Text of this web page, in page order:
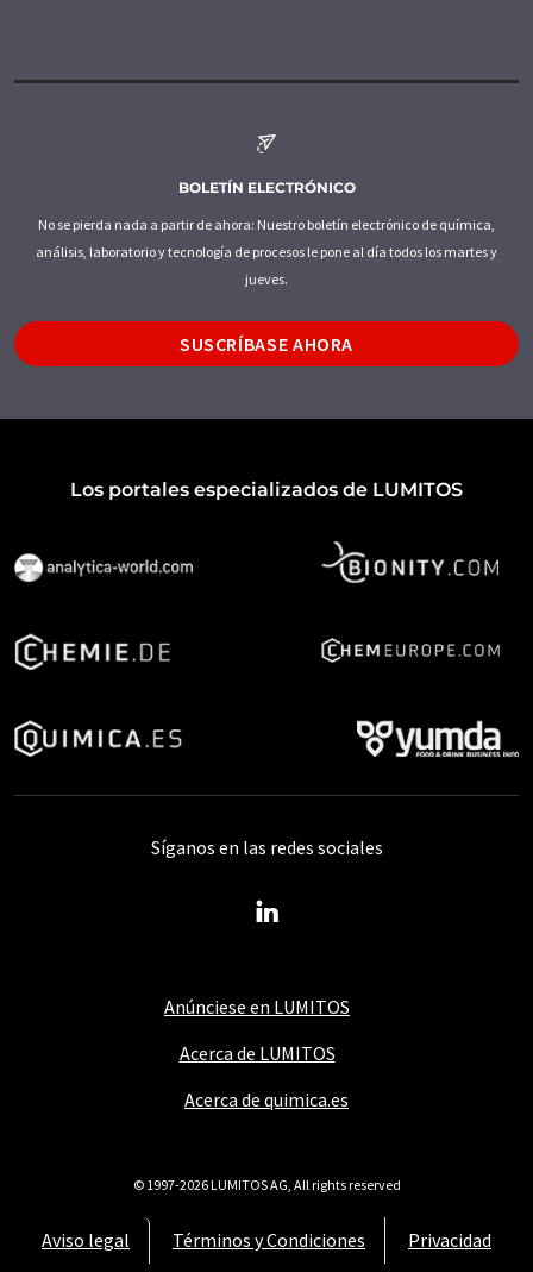
BOLETÍN ELECTRÓNICO
No se pierda nada a partir de ahora: Nuestro boletín electrónico de química,
análisis, laboratorio y tecnología de procesos le pone al día todos los martes y
jueves.
SUSCRÍBASE AHORA
Los portales especializados de LUMITOS
Anúnciese en LUMITOS
Acerca de LUMITOS
Acerca de quimica.es
Aviso legal Términos y Condiciones Privacidad
Síganos en las redes sociales
© 1997-2026 LUMITOS AG, All rights reserved